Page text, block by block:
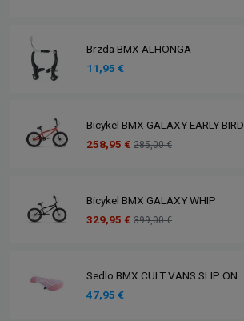
Brzda BMX ALHONGA
11,95 €
Bicykel BMX GALAXY EARLY BIRD
258,95 € 285,00 €
Bicykel BMX GALAXY WHIP
329,95 € 399,00 €
Sedlo BMX CULT VANS SLIP ON
47,95 €